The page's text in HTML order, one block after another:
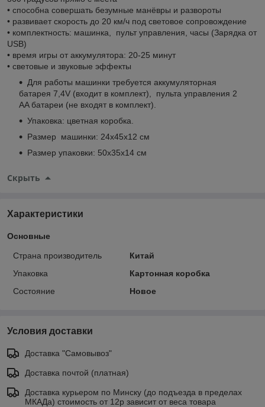
• способна совершать безумные манёвры и развороты
• развивает скорость до 20 км/ч под световое сопровождение
• комплектность: машинка, пульт управления, часы (Зарядка от
USB)
• время игры от аккумулятора: 20-25 минут
• световые и звуковые эффекты
Для работы машинки требуется аккумуляторная
батарея 7,4V (входит в комплект), пульта управления 2
AA батареи (не входят в комплект).
Упаковка: цветная коробка.
Размер машинки: 24х45х12 см
Размер упаковки: 50х35х14 см
Скрыть
Характеристики
Основные
Страна производитель
Китай
Упаковка
Картонная коробка
Состояние
Новое
Условия доставки
Доставка "Самовывоз"
Доставка почтой (платная)
Доставка курьером по Минску (до подъезда в пределах
МКАДа) стоимость от 12р зависит от веса товара